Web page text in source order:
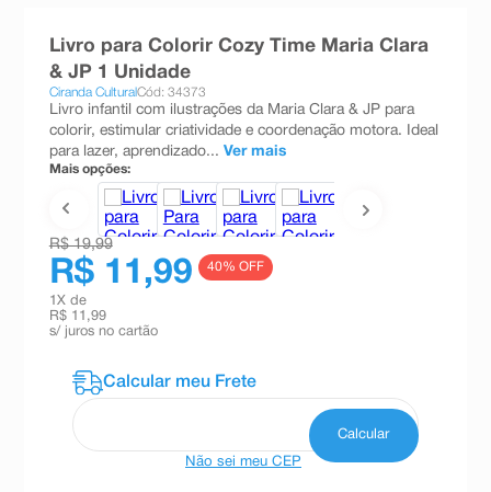
Livro para Colorir Cozy Time Maria Clara
& JP 1 Unidade
Ciranda CulturalCód: 34373
Livro infantil com ilustrações da Maria Clara & JP para
colorir, estimular criatividade e coordenação motora. Ideal
para lazer, aprendizado... Ver mais
Mais opções:
R$ 19,99
R$ 11,99 40% OFF
1 X de
R$ 11,99
s/ juros no cartão
Não sei meu CEP
esmalte
10ºabsorvente